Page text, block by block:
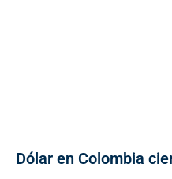
Dólar en Colombia